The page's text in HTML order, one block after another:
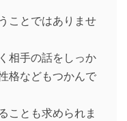
ことではありませ
相手の話をしっか
格などもつかんで
ことも求められま